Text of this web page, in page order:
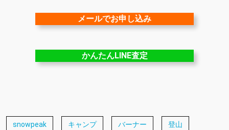
メールでお申し込み
かんたんLINE査定
snowpeak キャンプ バーナー 登山